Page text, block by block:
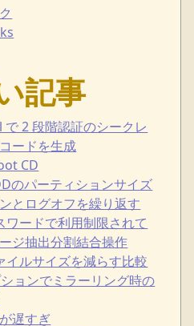
記事
2 段階認証のシークレ
ードを生成
CD
のパーティションサイズ
とログオフを繰り返す
ードで利用制限されて
ジ抽出分割結合操作
ルサイズを減らす比較
ョンでミラーリング時の
遅すぎ